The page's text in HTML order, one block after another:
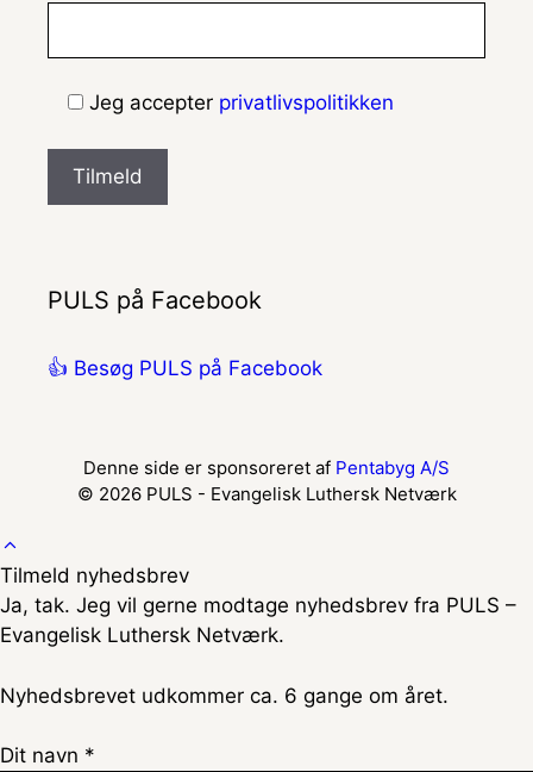
Jeg accepter privatlivspolitikken
PULS på Facebook
👍 Besøg PULS på Facebook
Denne side er sponsoreret af Pentabyg A/S
© 2026 PULS - Evangelisk Luthersk Netværk
Tilmeld nyhedsbrev
Ja, tak. Jeg vil gerne modtage nyhedsbrev fra PULS –
Evangelisk Luthersk Netværk.
Nyhedsbrevet udkommer ca. 6 gange om året.
Dit navn *